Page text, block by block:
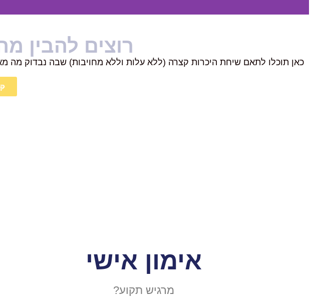
רוצים להבין
כאן תוכלו לתאם שיחת היכרות קצרה (ללא עלות וללא מחויבות) שבה נבדוק
אימון אישי
מרגיש תקוע?